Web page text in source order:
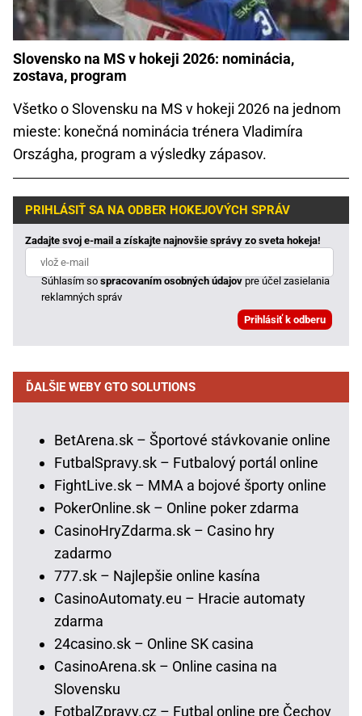
Slovensko na MS v hokeji 2026: nominácia,
zostava, program
Všetko o Slovensku na MS v hokeji 2026 na jednom
mieste: konečná nominácia trénera Vladimíra
Országha, program a výsledky zápasov.
PRIHLÁSIŤ SA NA ODBER HOKEJOVÝCH SPRÁV
Zadajte svoj e-mail a získajte najnovšie správy zo sveta hokeja!
Súhlasím sospracovaním osobných údajovpre účel zasielania
reklamných správ
ĎALŠIE WEBY GTO SOLUTIONS
BetArena.sk – Športové stávkovanie online
FutbalSpravy.sk – Futbalový portál online
FightLive.sk – MMA a bojové športy online
PokerOnline.sk – Online poker zdarma
CasinoHryZdarma.sk – Casino hry
zadarmo
777.sk – Najlepšie online kasína
CasinoAutomaty.eu – Hracie automaty
zdarma
24casino.sk – Online SK casina
CasinoArena.sk – Online casina na
Slovensku
FotbalZpravy.cz – Futbal online pre Čechov